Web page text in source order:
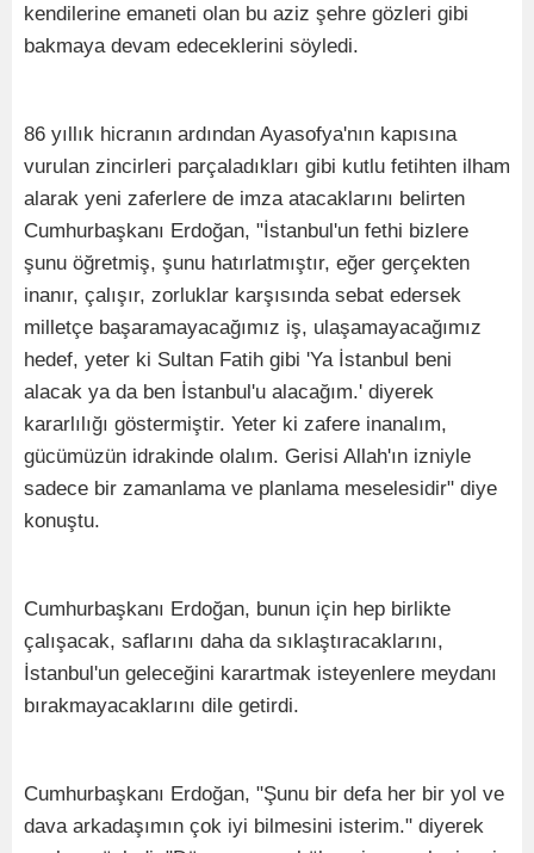
kendilerine emaneti olan bu aziz şehre gözleri gibi
bakmaya devam edeceklerini söyledi.
86 yıllık hicranın ardından Ayasofya'nın kapısına
vurulan zincirleri parçaladıkları gibi kutlu fetihten ilham
alarak yeni zaferlere de imza atacaklarını belirten
Cumhurbaşkanı Erdoğan, "İstanbul'un fethi bizlere
şunu öğretmiş, şunu hatırlatmıştır, eğer gerçekten
inanır, çalışır, zorluklar karşısında sebat edersek
milletçe başaramayacağımız iş, ulaşamayacağımız
hedef, yeter ki Sultan Fatih gibi 'Ya İstanbul beni
alacak ya da ben İstanbul'u alacağım.' diyerek
kararlılığı göstermiştir. Yeter ki zafere inanalım,
gücümüzün idrakinde olalım. Gerisi Allah'ın izniyle
sadece bir zamanlama ve planlama meselesidir" diye
konuştu.
Cumhurbaşkanı Erdoğan, bunun için hep birlikte
çalışacak, saflarını daha da sıklaştıracaklarını,
İstanbul'un geleceğini karartmak isteyenlere meydanı
bırakmayacaklarını dile getirdi.
Cumhurbaşkanı Erdoğan, "Şunu bir defa her bir yol ve
dava arkadaşımın çok iyi bilmesini isterim." diyerek